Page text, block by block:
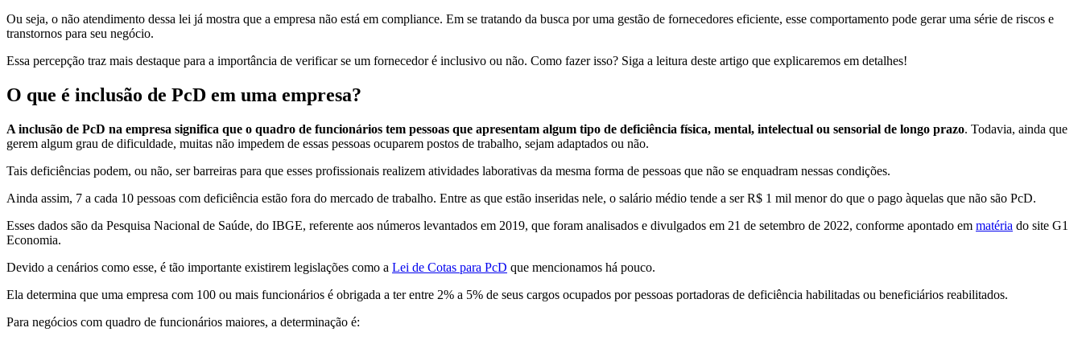
Ou seja, o não atendimento dessa lei já mostra que a empresa não está em compliance. Em se tratando da busca por uma gestão de fornecedores eficiente, esse comportamento pode gerar uma série de riscos e
transtornos para seu negócio.
Essa percepção traz mais destaque para a importância de verificar se um fornecedor é inclusivo ou não. Como fazer isso? Siga a leitura deste artigo que explicaremos em detalhes!
O que é inclusão de PcD em uma empresa?
A inclusão de PcD na empresa significa que o quadro de funcionários tem pessoas que apresentam algum tipo de deficiência física, mental, intelectual ou sensorial de longo prazo. Todavia, ainda que
gerem algum grau de dificuldade, muitas não impedem de essas pessoas ocuparem postos de trabalho, sejam adaptados ou não.
Tais deficiências podem, ou não, ser barreiras para que esses profissionais realizem atividades laborativas da mesma forma de pessoas que não se enquadram nessas condições.
Ainda assim, 7 a cada 10 pessoas com deficiência estão fora do mercado de trabalho. Entre as que estão inseridas nele, o salário médio tende a ser R$ 1 mil menor do que o pago àquelas que não são PcD.
Esses dados são da Pesquisa Nacional de Saúde, do IBGE, referente aos números levantados em 2019, que foram analisados e divulgados em 21 de setembro de 2022, conforme apontado em matéria do site G1
Economia.
Devido a cenários como esse, é tão importante existirem legislações como a Lei de Cotas para PcD que mencionamos há pouco.
Ela determina que uma empresa com 100 ou mais funcionários é obrigada a ter entre 2% a 5% de seus cargos ocupados por pessoas portadoras de deficiência habilitadas ou beneficiários reabilitados.
Para negócios com quadro de funcionários maiores, a determinação é: